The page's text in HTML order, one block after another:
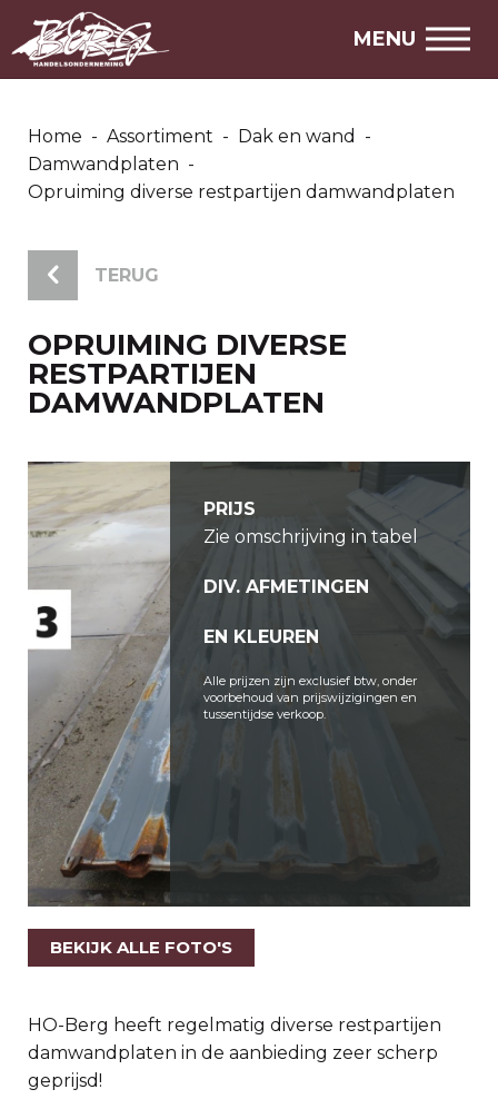
MENU
Home - Assortiment - Dak en wand
-
Damwandplaten -
Opruiming diverse restpartijen damwandplaten
TERUG
OPRUIMING DIVERSE
RESTPARTIJEN
DAMWANDPLATEN
PRIJS
Zie omschrijving in tabel
DIV. AFMETINGEN
EN KLEUREN
Alle prijzen zijn exclusief btw, onder
voorbehoud van prijswijzigingen en
tussentijdse verkoop.
BEKIJK ALLE FOTO'S
HO-Berg heeft regelmatig diverse restpartijen
damwandplaten in de aanbieding zeer scherp
geprijsd!